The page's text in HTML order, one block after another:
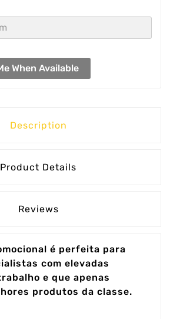
When Available
Description
Product Details
Reviews
é perfeita para
com elevadas
e que apenas
produtos da classe.